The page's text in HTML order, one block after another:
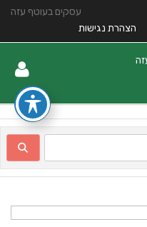
עסקים בעוטף עזה
הצהרת נגישות